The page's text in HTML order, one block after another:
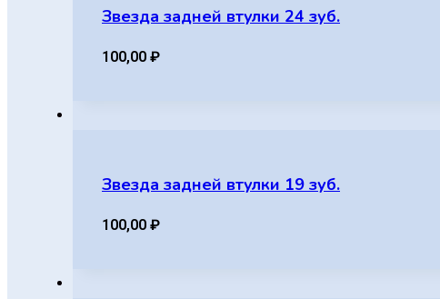
Звезда задней втулки 24 зуб.
100,00 ₽
Звезда задней втулки 19 зуб.
100,00 ₽